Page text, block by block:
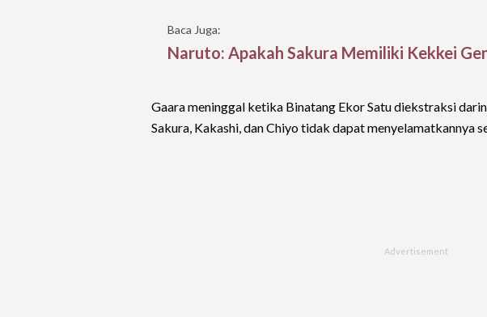
Baca Juga:
Naruto: Apakah Sakura Memiliki Kekkei
Gaara meninggal ketika Binatang Ekor Satu diekstraksi
Sakura, Kakashi, dan Chiyo tidak dapat menyelamatkannya